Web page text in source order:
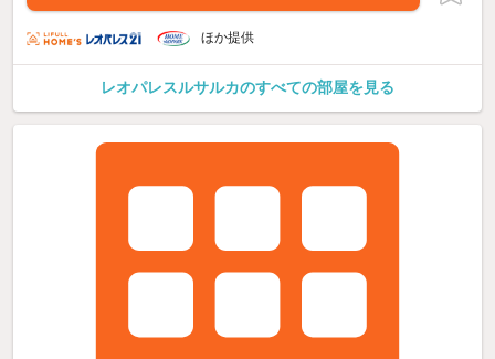
ほか提供
レオパレスルサルカのすべての部屋を見る